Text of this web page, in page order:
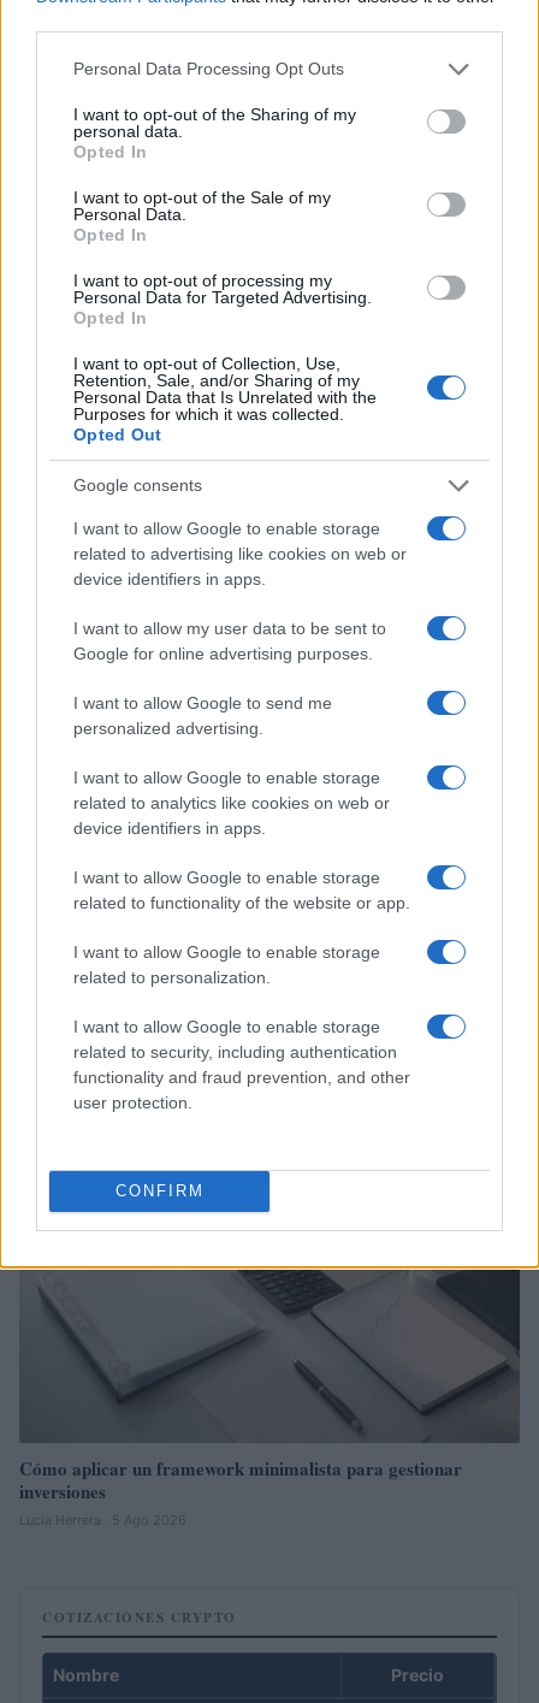
Please note that this website/app uses one or more Google
not limited to your visit or usage behaviour. You may click to
grant or deny consent to Google and its third-party tags to
use your data for below specified purposes in below Google
consent section.
Personal Data Processing Opt Outs
I want to opt-out of the Sharing of my
personal data.
Opted In
I want to opt-out of the Sale of my
Personal Data.
Opted In
I want to opt-out of processing my
Personal Data for Targeted Advertising.
Opted In
I want to opt-out of Collection, Use,
Retention, Sale, and/or Sharing of my
Personal Data that Is Unrelated with the
Purposes for which it was collected.
Opted Out
Google consents
I want to allow Google to enable storage
related to advertising like cookies on web or
device identifiers in apps.
I want to allow my user data to be sent to
Google for online advertising purposes.
I want to allow Google to send me
personalized advertising.
I want to allow Google to enable storage
related to analytics like cookies on web or
device identifiers in apps.
I want to allow Google to enable storage
related to functionality of the website or app.
I want to allow Google to enable storage
related to personalization.
I want to allow Google to enable storage
related to security, including authentication
functionality and fraud prevention, and other
user protection.
CONFIRM
Sigue leyendo
Guía para evaluar RWA: custodios, oráculos, liquidez y riesgo
Diferencias entre análisis técnico y fundamental: cuándo
aplicar cada método
Marta Ruiz · 6 Ago 2026
Cómo aplicar un framework minimalista para gestionar
inversiones
Lucía Herrera · 5 Ago 2026
COTIZACIONES CRYPTO
Nombre Precio